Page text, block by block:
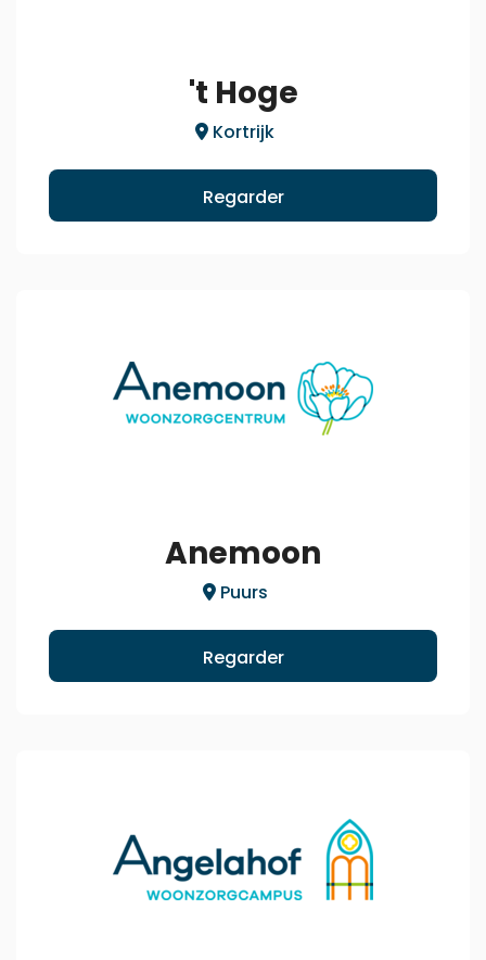
't Hoge
Kortrijk
Regarder
Anemoon
Puurs
Regarder